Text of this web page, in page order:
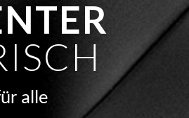
alle